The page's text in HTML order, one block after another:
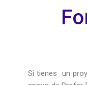
Si tienes un